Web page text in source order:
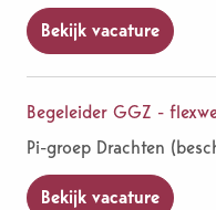
Bekijk vacature
Begeleider GGZ -
Pi-groep Drachten
Bekijk vacature